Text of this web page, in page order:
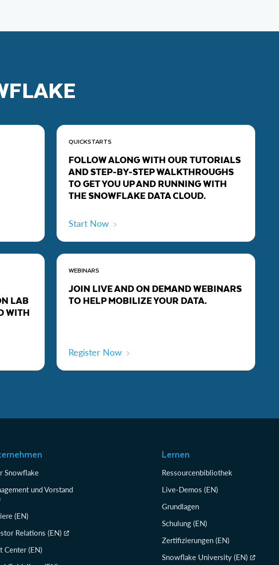
QUICKSTARTS
FOLLOW ALONG WITH OUR TUTORIALS
AND STEP-BY-STEP WALKTHROUGHS
TO GET YOU UP AND RUNNING WITH
THE SNOWFLAKE DATA CLOUD.
Start Now
LAB
WITH
WEBINARS
JOIN LIVE AND ON DEMAND WEBINARS
TO HELP MOBILIZE YOUR DATA.
Register Now
Snowflake
und Vorstand
(EN)
Relations (EN)
Center (EN)
Lernen
Ressourcenbibliothek
Live-Demos (EN)
Grundlagen
Schulung (EN)
Zertifizierungen (EN)
Snowflake University (EN)